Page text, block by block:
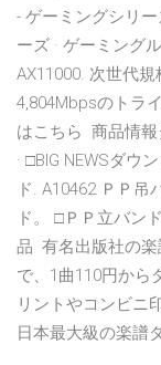
- ゲーミングシリ
ーズ · ゲーミング
AX11000. 次世代
4,804Mbpsのトラ
はこちら 商品情報
· □BIG NEWSダウ
ド. A10462 ＰＰ
ド。 □ＰＰ立バン
品 有名出版社の楽
で、1曲110円から
リントやコンビニ
日本最大級の楽譜